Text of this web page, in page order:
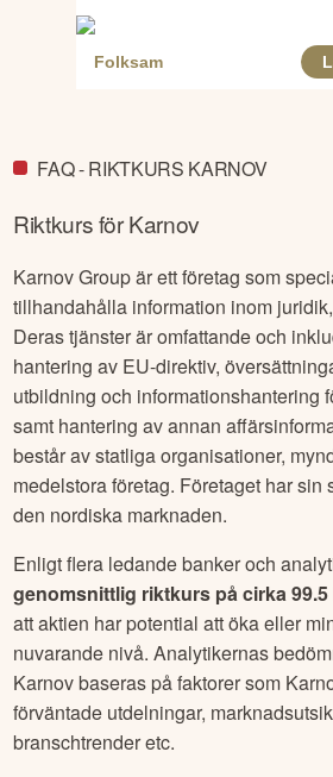
FAQ - RIKTKURS KARNOV
Riktkurs förKarnov
Karnov Group är ett företag som
tillhandahålla information inom
Deras tjänster är omfattande och
hantering av EU-direktiv,
utbildning och informationshantering
samt hantering av annan
består av statliga organisationer,
medelstora företag. Företaget har sin
den nordiska marknaden.
Enligt flera ledande banker och
genomsnittlig riktkurs på cirka
att aktien har potential att öka eller
nuvarande nivå. Analytikernas
Karnovbaseras på faktorer som
förväntade utdelningar,
branschtrender etc.